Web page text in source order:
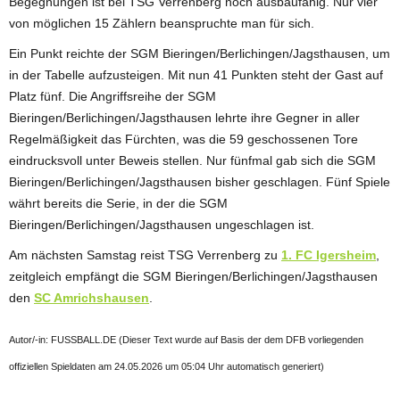
von möglichen 15 Zählern beanspruchte man für sich.
Ein Punkt reichte der SGM Bieringen/Berlichingen/Jagsthausen, um
in der Tabelle aufzusteigen. Mit nun 41 Punkten steht der Gast auf
Platz fünf. Die Angriffsreihe der SGM
Bieringen/Berlichingen/Jagsthausen lehrte ihre Gegner in aller
Regelmäßigkeit das Fürchten, was die 59 geschossenen Tore
eindrucksvoll unter Beweis stellen. Nur fünfmal gab sich die SGM
Bieringen/Berlichingen/Jagsthausen bisher geschlagen. Fünf Spiele
währt bereits die Serie, in der die SGM
Bieringen/Berlichingen/Jagsthausen ungeschlagen ist.
Am nächsten Samstag reist TSG Verrenberg zu 1. FC Igersheim
zeitgleich empfängt die SGM Bieringen/Berlichingen/Jagsthausen
den SC Amrichshausen
Autor/-in: FUSSBALL.DE (Dieser Text wurde auf Basis der dem DFB vorliegenden
offiziellen Spieldaten am 24.05.2026 um 05:04 Uhr automatisch generiert)